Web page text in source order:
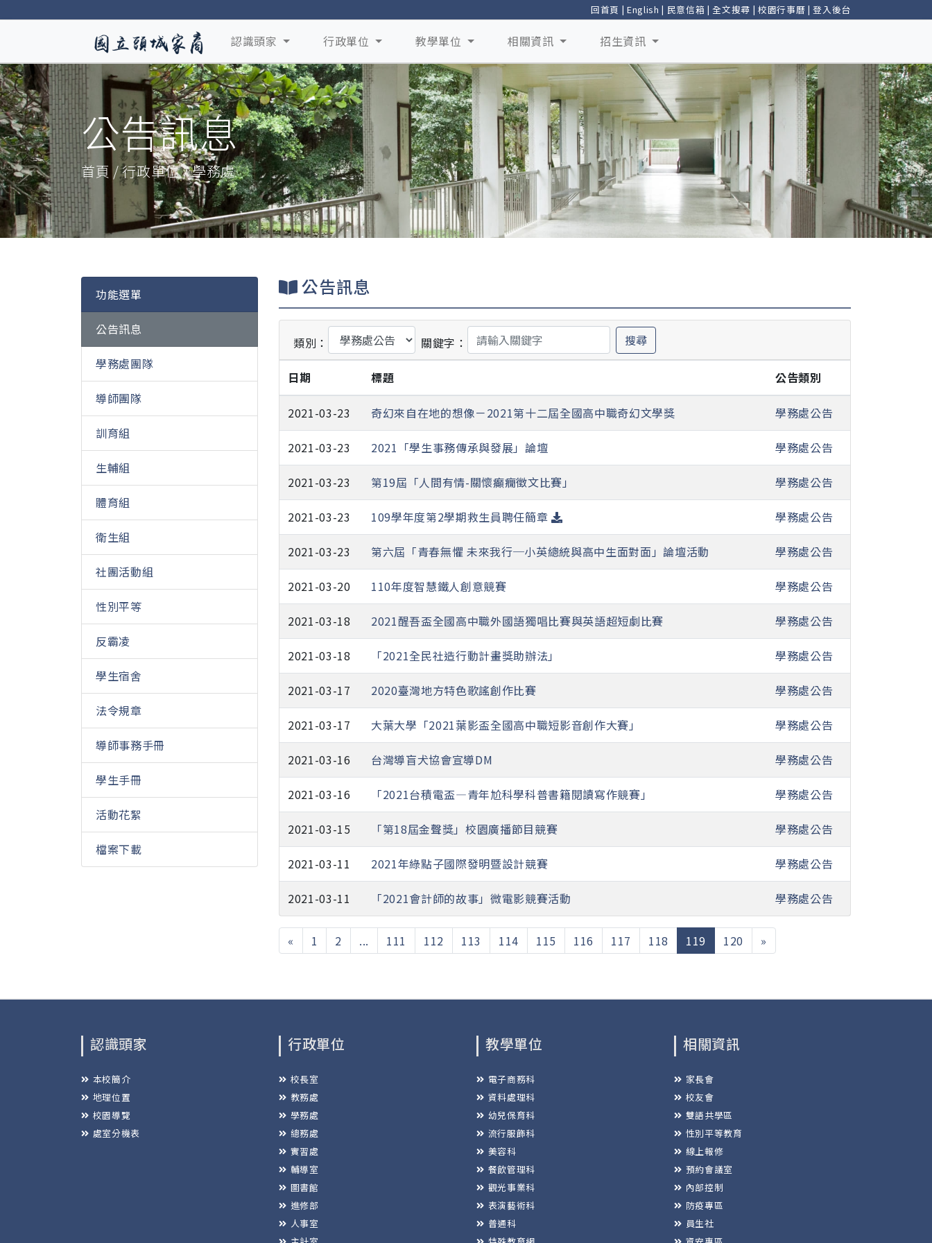
回首頁 | English | 民意信箱 |全文搜尋 | 校園行事曆 |登入後台
認識頭家 行政單位 教學單位 相關資訊 招生資訊
公告訊息
首頁 / 行政單位 / 學務處
功能選單
公告訊息
學務處團隊
導師團隊
訓育組
生輔組
體育組
衛生組
社團活動組
性別平等
反霸凌
學生宿舍
法令規章
導師事務手冊
學生手冊
活動花絮
檔案下載
公告訊息
類別： 關鍵字： 搜尋
日期 標題 公告類別
2021-03-23 奇幻來自在地的想像－2021第十二屆全國高中職奇幻文學獎 學務處公告
2021-03-23 2021「學生事務傳承與發展」論壇 學務處公告
2021-03-23 第19屆「人間有情-關懷癲癇徵文比賽」 學務處公告
2021-03-23 109學年度第2學期救生員聘任簡章 學務處公告
2021-03-23 第六屆「青春無懼 未來我行─小英總統與高中生面對面」論壇活動 學務處公告
2021-03-20 110年度智慧鐵人創意競賽 學務處公告
2021-03-18 2021醒吾盃全國高中職外國語獨唱比賽與英語超短劇比賽 學務處公告
2021-03-18 「2021全民社造行動計畫獎助辦法」 學務處公告
2021-03-17 2020臺灣地方特色歌謠創作比賽 學務處公告
2021-03-17 大葉大學「2021葉影盃全國高中職短影音創作大賽」 學務處公告
2021-03-16 台灣導盲犬協會宣導DM 學務處公告
2021-03-16 「2021台積電盃—青年尬科學科普書籍閱讀寫作競賽」 學務處公告
2021-03-15 「第18屆金聲獎」校園廣播節目競賽 學務處公告
2021-03-11 2021年綠點子國際發明暨設計競賽 學務處公告
2021-03-11 「2021會計師的故事」微電影競賽活動 學務處公告
« 1 2 ... 111 112 113 114 115 116 117 118 119 (current)
120 »
認識頭家
本校簡介
地理位置
校園導覽
處室分機表
行政單位
校長室
教務處
學務處
總務處
實習處
輔導室
圖書館
進修部
人事室
教學單位
電子商務科
資料處理科
幼兒保育科
流行服飾科
美容科
餐飲管理科
觀光事業科
表演藝術科
普通科
相關資訊
家長會
校友會
雙語共學區
性別平等教育
線上報修
預約會議室
內部控制
防疫專區
員生社